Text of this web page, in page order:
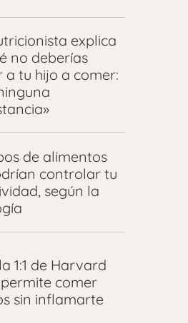
explica
no deberías
a tu hijo a comer:
de alimentos
controlar tu
según la
1:1 de Harvard
comer
sin inflamarte